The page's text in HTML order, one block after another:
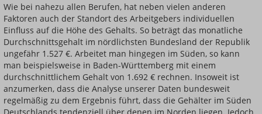
Wie bei nahezu allen Berufen, hat neben vielen anderen
Faktoren auch der Standort des Arbeitgebers individuellen
Einfluss auf die Höhe des Gehalts. So beträgt das monatliche
Durchschnittsgehalt im nördlichsten Bundesland der Republik
ungefähr 1.527 €. Arbeitet man hingegen im Süden, so kann
man beispielsweise in Baden-Württemberg mit einem
durchschnittlichem Gehalt von 1.692 € rechnen. Insoweit ist
anzumerken, dass die Analyse unserer Daten bundesweit
regelmäßig zu dem Ergebnis führt, dass die Gehälter im Süden